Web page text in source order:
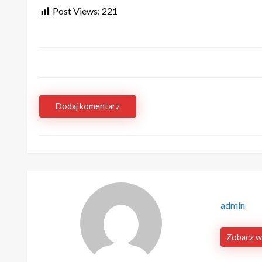
Post Views: 221
Dodaj komentarz
admin
Zobacz